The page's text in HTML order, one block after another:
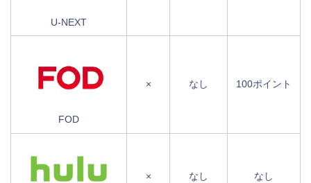
U-NEXT
FOD
× なし 100ポイント
× なし なし